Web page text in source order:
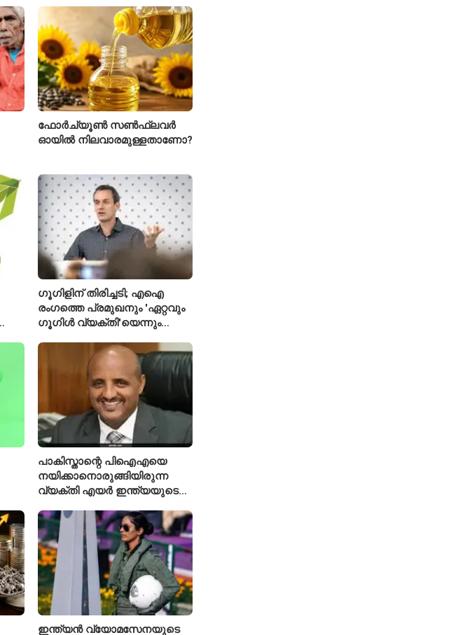
ഇപ്പോഴും കുറവ്
ഫോർച്യൂൺ സൺഫ്ലവർ
ഓയിൽ നിലവാരമുള്ളതാണോ?
ഗൂഗിളിന് തിരിച്ചടി; എഐ
രംഗത്തെ പ്രമുഖനും 'ഏറ്റവും
ഗൂഗിൾ വ്യക്തി'യെന്നും
പാകിസ്താന്റെ പിഐഎയെ
നയിക്കാനൊരുങ്ങിയിരുന്ന
വ്യക്തി എയർ ഇന്ത്യയുടെ
ഇന്ത്യൻ വ്യോമസേനയുടെ